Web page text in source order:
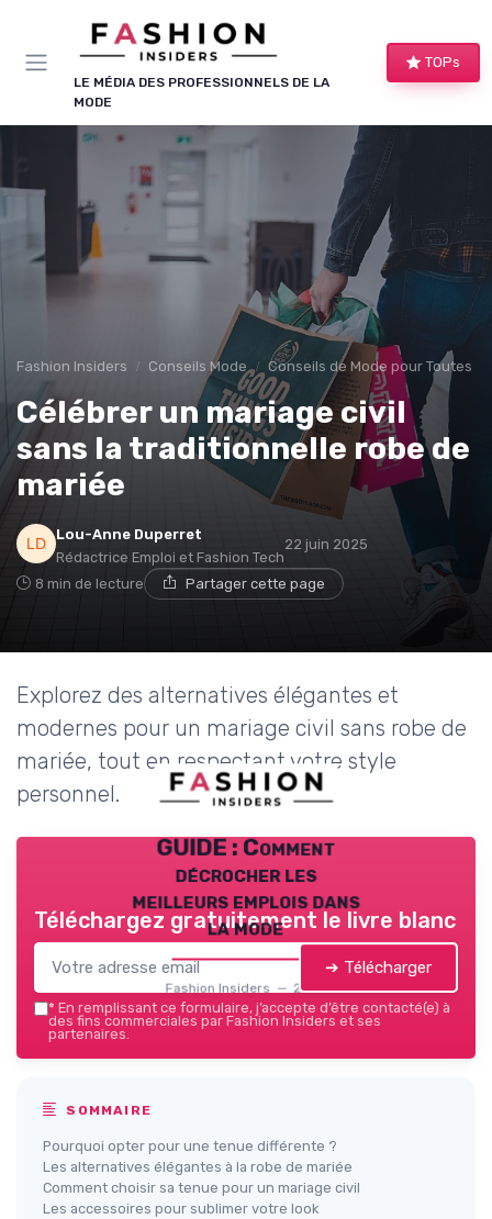
LE MÉDIA DES PROFESSIONNELS DE LA
MODE
TOPs
Fashion Insiders Conseils Mode Conseils de Mode pour Toutes
Célébrer un mariage civil
sans la traditionnelle robe de
mariée
Lou-Anne Duperret
Rédactrice Emploi et Fashion Tech
22 juin 2025
8 min de lecture Partager cette page
Explorez des alternatives élégantes et
modernes pour un mariage civil sans robe de
mariée, tout en respectant votre style
personnel.
GUIDE : Comment
décrocher les
meilleurs emplois dans
la mode
Fashion Insiders — 2026
Téléchargez gratuitement le livre blanc
➔ Télécharger
* En remplissant ce formulaire, j’accepte d’être contacté(e) à
des fins commerciales par Fashion Insiders et ses
partenaires.
SOMMAIRE
Pourquoi opter pour une tenue différente ?
Les alternatives élégantes à la robe de mariée
Comment choisir sa tenue pour un mariage civil
Les accessoires pour sublimer votre look